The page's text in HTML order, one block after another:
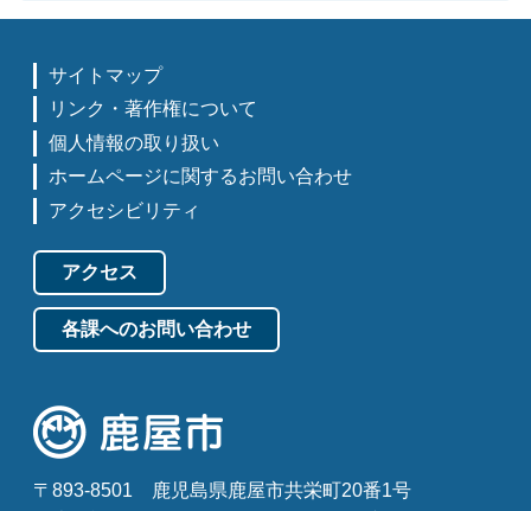
サイトマップ
リンク・著作権について
個人情報の取り扱い
ホームページに関するお問い合わせ
アクセシビリティ
アクセス
各課へのお問い合わせ
〒893-8501
鹿児島県鹿屋市共栄町20番1号